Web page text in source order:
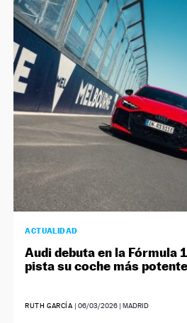
ACTUALIDAD
Audi debuta en la Fórmula
pista su coche más potente
RUTH GARCÍA |06/03/2026 | MADRID